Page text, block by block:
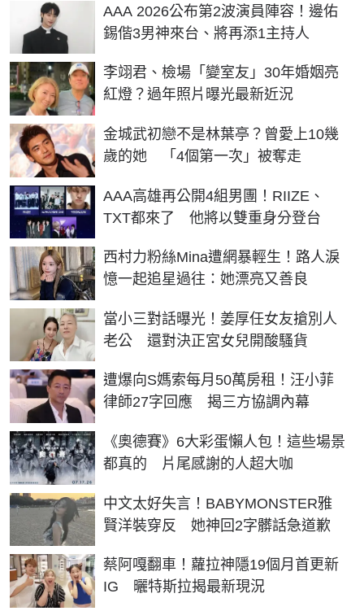
AAA 2026公布第2波演員陣容！邊佑
錫偕3男神來台、將再添1主持人
李翊君、檢場「變室友」30年婚姻亮
紅燈？過年照片曝光最新近況
金城武初戀不是林葉亭？曾愛上10幾
歲的她 「4個第一次」被奪走
AAA高雄再公開4組男團！RIIZE、
TXT都來了 他將以雙重身分登台
西村力粉絲Mina遭網暴輕生！路人淚
憶一起追星過往：她漂亮又善良
當小三對話曝光！姜厚任女友搶別人
老公 還對決正宮女兒開酸騷貨
遭爆向S媽索每月50萬房租！汪小菲
律師27字回應 揭三方協調內幕
《奧德賽》6大彩蛋懶人包！這些場景
都真的 片尾感謝的人超大咖
中文太好失言！BABYMONSTER雅
賢洋裝穿反 她神回2字髒話急道歉
蔡阿嘎翻車！蘿拉神隱19個月首更新
IG 曬特斯拉揭最新現況